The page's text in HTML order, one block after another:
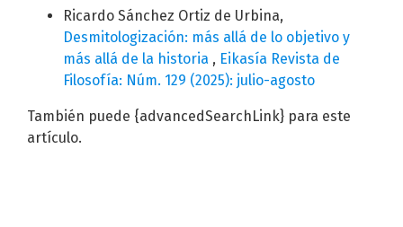
Ricardo Sánchez Ortiz de Urbina,
Desmitologización: más allá de lo objetivo y
más allá de la historia , Eikasía Revista de
Filosofía: Núm. 129 (2025): julio-agosto
También puede {advancedSearchLink} para este
artículo.